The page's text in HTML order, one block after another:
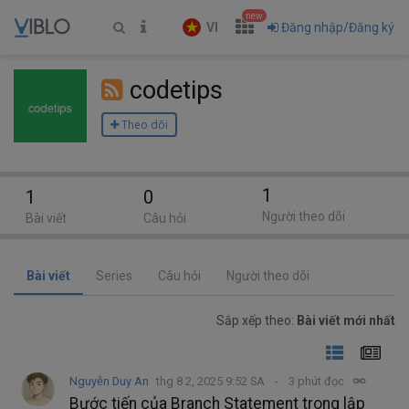
VI
new
Đăng nhập/Đăng ký
codetips
Theo dõi
Bài viết Series Câu hỏi Người theo dõi
Sắp xếp theo: Bài viết mới nhất
Nguyễn Duy An thg 8 2, 2025 9:52 SA 3 phút đọc
Bước tiến của Branch Statement trong lập
1
Bài viết
0
Câu hỏi
1
Người theo dõi